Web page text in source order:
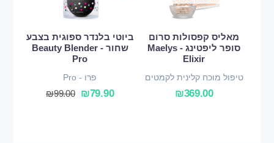
מאליס קפסולות סרום
סופר ליפטינג - Maelys
Elixir
טיפול מוכח קלינית לקמטים
₪369.00
ביוטי בלנדר ספוגית בצבע
שחור - Beauty Blender
Pro
פרו - Pro
₪79.90
₪99.00